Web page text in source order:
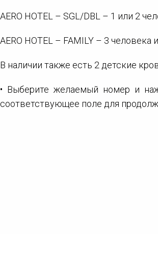
AERO HOTEL – SGL/DBL – 1 или 2
AERO HOTEL – FAMILY – 3 человека
В наличии также есть 2 детские
• Выберите желаемый номер и
соответствующее поле для